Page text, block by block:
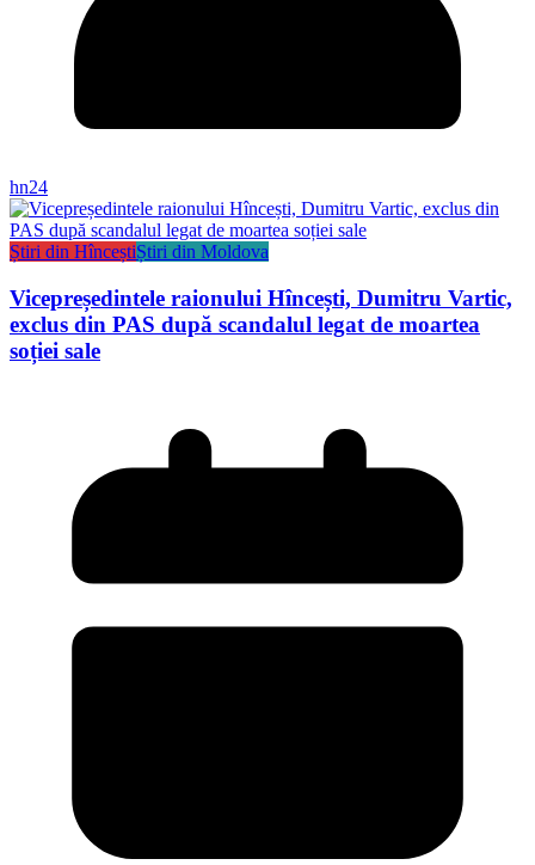
hn24
Știri din HînceștiȘtiri din Moldova
Vicepreședintele raionului Hîncești, Dumitru Vartic,
exclus din PAS după scandalul legat de moartea
soției sale